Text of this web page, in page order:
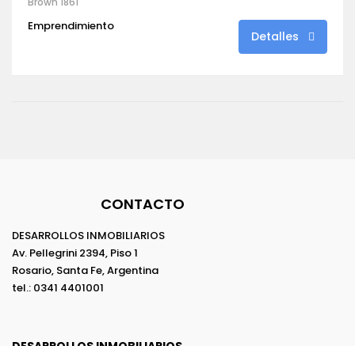
Emprendimiento
Detalles
CONTACTO
DESARROLLOS INMOBILIARIOS
Av. Pellegrini 2394, Piso 1
Rosario, Santa Fe, Argentina
tel.: 0341 4401001